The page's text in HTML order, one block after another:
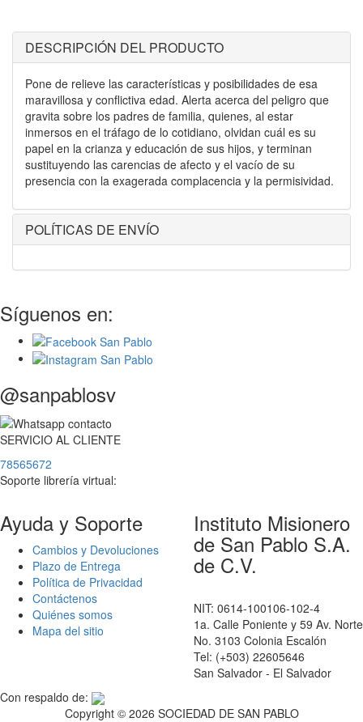
DESCRIPCIÓN DEL PRODUCTO
Pone de relieve las características y posibilidades de esa
maravillosa y conflictiva edad. Alerta acerca del peligro que
gravita sobre los padres de familia, quienes, al estar
inmersos en el tráfago de lo cotidiano, olvidan cuál es su
papel en la crianza y educación de sus hijos, y terminan
sustituyendo las carencias de afecto y el vacío de su
presencia con la exagerada complacencia y la permisividad.
POLÍTICAS DE ENVÍO
Síguenos en:
@sanpablosv
SERVICIO AL CLIENTE
78565672
Soporte librería virtual:
Ayuda y Soporte
Cambios y Devoluciones
Plazo de Entrega
Política de Privacidad
Contáctenos
Quiénes somos
Mapa del sitio
Instituto Misionero
de San Pablo S.A.
de C.V.
NIT: 0614-100106-102-4
1a. Calle Poniente y 59 Av. Norte
No. 3103 Colonia Escalón
Tel: (+503) 22605646
San Salvador - El Salvador
Con respaldo de:
Copyright © 2026 SOCIEDAD DE SAN PABLO